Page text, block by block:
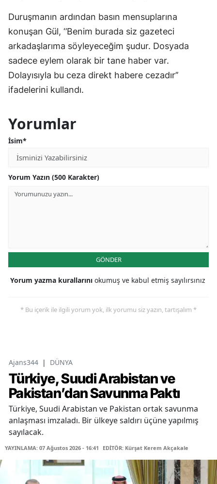
Duruşmanın ardından basın mensuplarına
konuşan Gül, ‘’Benim burada siz gazeteci
arkadaşlarıma söyleyeceğim şudur. Dosyada
sadece eylem olarak bir tane haber var.
Dolayısıyla bu ceza direkt habere cezadır’’
ifadelerini kullandı.
Yorumlar
İsim*
Yorum Yazın (500 Karakter)
GÖNDER
Yorum yazma kurallarını okumuş ve kabul etmiş sayılırsınız
* Bu içerik ile ilgili yorum yok, ilk yorumu siz yazın, tartışalım *
Ajans344 | DÜNYA
Türkiye, Suudi Arabistan ve
Pakistan’dan Savunma Paktı
Türkiye, Suudi Arabistan ve Pakistan ortak savunma
anlaşması imzaladı. Bir ülkeye saldırı üçüne yapılmış
sayılacak.
YAYINLAMA: 07 Ağustos 2026 - 16:41 EDİTÖR: Kürşat Kerem Akçakale